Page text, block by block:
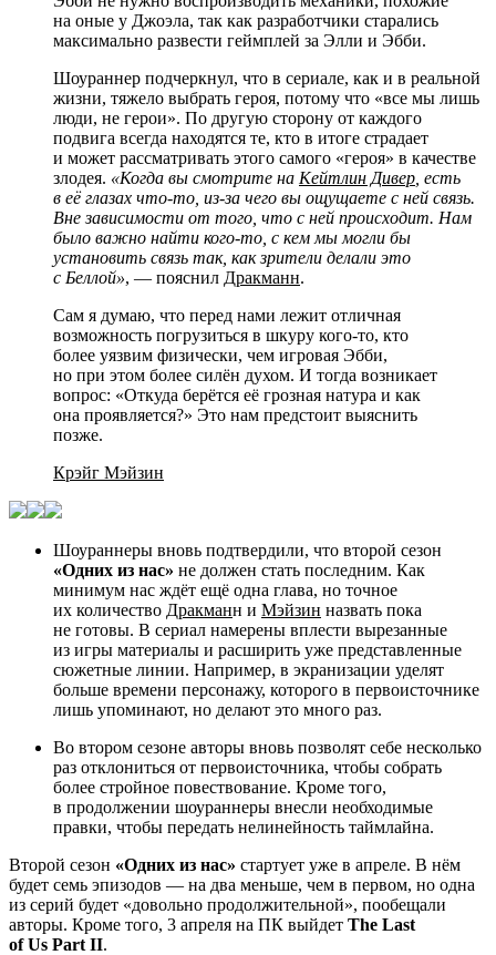
на оные у Джоэла, так как разработчики старались
максимально развести геймплей за Элли и Эбби.
Шоураннер подчеркнул, что в сериале, как и в реальной
жизни, тяжело выбрать героя, потому что «все мы лишь
люди, не герои». По другую сторону от каждого
подвига всегда находятся те, кто в итоге страдает
и может рассматривать этого самого «героя» в качестве
злодея. «Когда вы смотрите на Кейтлин Дивер , есть
в её глазах что-то, из-за чего вы ощущаете с ней связь.
Вне зависимости от того, что с ней происходит. Нам
было важно найти кого-то, с кем мы могли бы
установить связь так, как зрители делали это
с Беллой», — пояснил Дракманн.
Сам я думаю, что перед нами лежит отличная
возможность погрузиться в шкуру кого-то, кто
более уязвим физически, чем игровая Эбби,
но при этом более силён духом. И тогда возникает
вопрос: «Откуда берётся её грозная натура и как
она проявляется?» Это нам предстоит выяснить
позже.
Крэйг Мэйзин
Шоураннеры вновь подтвердили, что второй сезон
«Одних из нас» не должен стать последним. Как
минимум нас ждёт ещё одна глава, но точное
их количество Дракманн и Мэйзин назвать пока
не готовы. В сериал намерены вплести вырезанные
из игры материалы и расширить уже представленные
сюжетные линии. Например, в экранизации уделят
больше времени персонажу, которого в первоисточнике
лишь упоминают, но делают это много раз.
Во втором сезоне авторы вновь позволят себе несколько
раз отклониться от первоисточника, чтобы собрать
более стройное повествование. Кроме того,
в продолжении шоураннеры внесли необходимые
правки, чтобы передать нелинейность таймлайна.
Второй сезон «Одних из нас» стартует уже в апреле. В нём
будет семь эпизодов — на два меньше, чем в первом, но одна
из серий будет «довольно продолжительной», пообещали
авторы. Кроме того, 3 апреля на ПК выйдет The Last
of Us Part II.